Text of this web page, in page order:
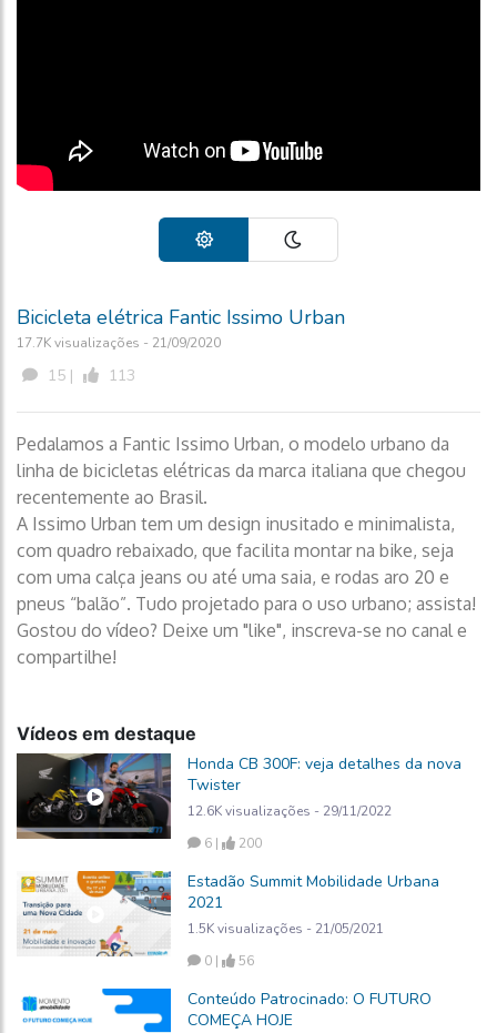
Bicicleta elétrica Fantic Issimo Urban
17.7K visualizações - 21/09/2020
15 | 113
Pedalamos a Fantic Issimo Urban, o modelo urbano da
linha de bicicletas elétricas da marca italiana que chegou
recentemente ao Brasil.
A Issimo Urban tem um design inusitado e minimalista,
com quadro rebaixado, que facilita montar na bike, seja
com uma calça jeans ou até uma saia, e rodas aro 20 e
pneus “balão”. Tudo projetado para o uso urbano; assista!
Gostou do vídeo? Deixe um "like", inscreva-se no canal e
compartilhe!
Vídeos em destaque
Honda CB 300F: veja detalhes da nova
Twister
12.6K visualizações - 29/11/2022
6 |
200
Estadão Summit Mobilidade Urbana
2021
1.5K visualizações - 21/05/2021
0 |
56
Conteúdo Patrocinado: O FUTURO
COMEÇA HOJE